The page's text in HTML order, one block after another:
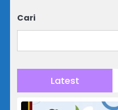
Cari
Latest